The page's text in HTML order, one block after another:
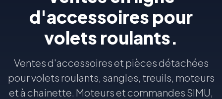
d'accessoires pour
volets roulants.
Ventes d'accessoires et pièces détachées
pour volets roulants, sangles, treuils, moteurs
et à chainette. Moteurs et commandes SIMU,